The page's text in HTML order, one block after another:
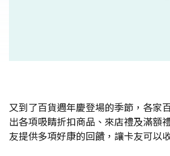
又到了百貨週年慶登場的季節，各家
出各項吸睛折扣商品、來店禮及滿額
友提供多項好康的回饋，讓卡友可以